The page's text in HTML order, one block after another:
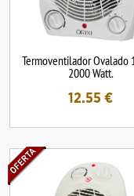
Termoventilador Ovalado
2000 Watt.
12.55 €